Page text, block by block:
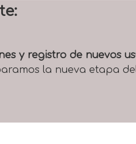
y registro de nuevos
la nueva etapa